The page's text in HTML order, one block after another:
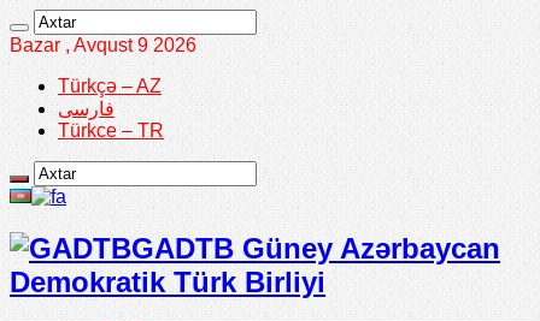
Bazar , Avqust 9 2026
Türkçə – AZ
فارسی
Türkce – TR
GADTB Güney Azərbaycan
Demokratik Türk Birliyi